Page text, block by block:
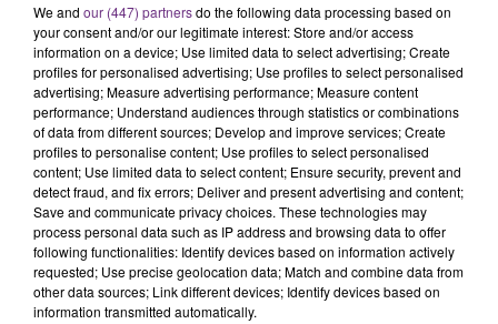
7 août 2026
LA CENTRALE NUCLÉAIRE DE CHOOZ
TOUJOURS À L'ARRÊT
Cela fait déjà une semaine que la centrale
nucléaire ardennaise est à l'arrêt. Une situation
justifiée par la sécheresse intense qui est toujours
présente.
7 août 2026
We and our (447) partnersdo the following data processing based on
your consent and/or our legitimate interest: Store and/or access
information on a device; Use limited data to select advertising; Create
profiles for personalised advertising; Use profiles to select personalised
advertising; Measure advertising performance; Measure content
performance; Understand audiences through statistics or combinations
of data from different sources; Develop and improve services; Create
profiles to personalise content; Use profiles to select personalised
content; Use limited data to select content; Ensure security, prevent and
detect fraud, and fix errors; Deliver and present advertising and content;
Save and communicate privacy choices. These technologies may
process personal data such as IP address and browsing data to offer
following functionalities: Identify devices based on information actively
requested; Use precise geolocation data; Match and combine data from
other data sources; Link different devices; Identify devices based on
information transmitted automatically.